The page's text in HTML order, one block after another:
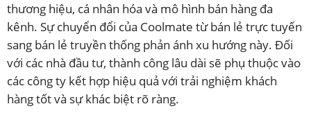
thương hiệu, cá nhân hóa và mô hình bán hàng đa
kênh. Sự chuyển đổi của Coolmate từ bán lẻ trực tuyến
sang bán lẻ truyền thống phản ánh xu hướng này. Đối
với các nhà đầu tư, thành công lâu dài sẽ phụ thuộc vào
các công ty kết hợp hiệu quả với trải nghiệm khách
hàng tốt và sự khác biệt rõ ràng.